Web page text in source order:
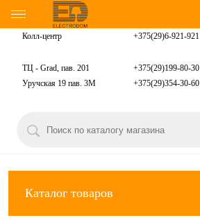
Колл-центр +375(29)6-921-921
ТЦ - Grad, пав. 201 +375(29)199-80-30
Уручская 19 пав. 3М +375(29)354-30-60
Каталог товаров